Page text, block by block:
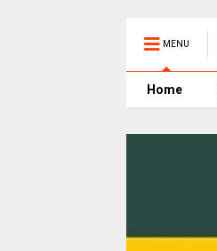
MENU
Home